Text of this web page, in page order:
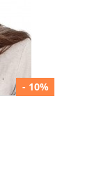
- 10%